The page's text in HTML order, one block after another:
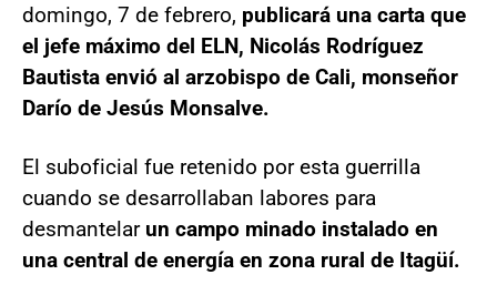
domingo, 7 de febrero, publicará una carta que
el jefe máximo del ELN, Nicolás Rodríguez
Bautista envió al arzobispo de Cali, monseñor
Darío de Jesús Monsalve.
El suboficial fue retenido por esta guerrilla
cuando se desarrollaban labores para
desmantelar un campo minado instalado en
una central de energía en zona rural de Itagüí.